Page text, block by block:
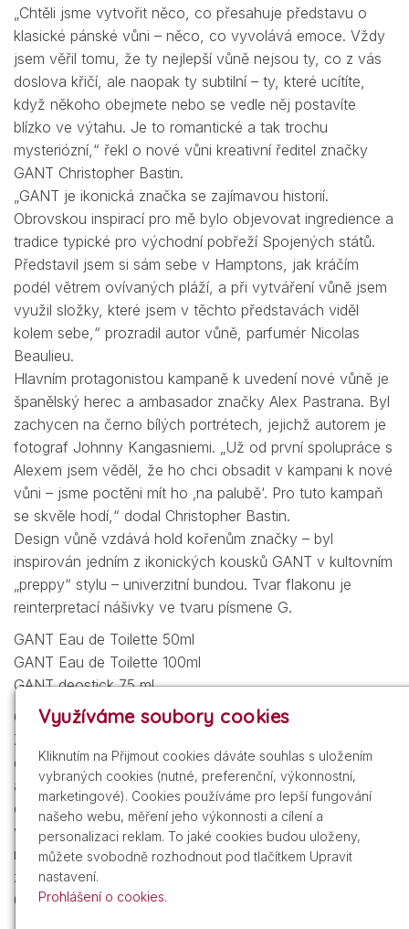
„Chtěli jsme vytvořit něco, co přesahuje představu o
klasické pánské vůni – něco, co vyvolává emoce. Vždy
jsem věřil tomu, že ty nejlepší vůně nejsou ty, co z vás
doslova křičí, ale naopak ty subtilní – ty, které ucítíte,
když někoho obejmete nebo se vedle něj postavíte
blízko ve výtahu. Je to romantické a tak trochu
mysteriózní,“ řekl o nové vůni kreativní ředitel značky
GANT Christopher Bastin.
„GANT je ikonická značka se zajímavou historií.
Obrovskou inspirací pro mě bylo objevovat ingredience a
tradice typické pro východní pobřeží Spojených států.
Představil jsem si sám sebe v Hamptons, jak kráčím
podél větrem ovívaných pláží, a při vytváření vůně jsem
využil složky, které jsem v těchto představách viděl
kolem sebe,“ prozradil autor vůně, parfumér Nicolas
Beaulieu.
Hlavním protagonistou kampaně k uvedení nové vůně je
španělský herec a ambasador značky Alex Pastrana. Byl
zachycen na černo bílých portrétech, jejichž autorem je
fotograf Johnny Kangasniemi. „Už od první spolupráce s
Alexem jsem věděl, že ho chci obsadit v kampani k nové
vůni – jsme poctěni mít ho ‚na palubě‘. Pro tuto kampaň
se skvěle hodí,“ dodal Christopher Bastin.
Design vůně vzdává hold kořenům značky – byl
inspirován jedním z ikonických kousků GANT v kultovním
„preppy“ stylu – univerzitní bundou. Tvar flakonu je
reinterpretací nášivky ve tvaru písmene G.
GANT Eau de Toilette 50ml
GANT Eau de Toilette 100ml
GANT deostick 75 ml
O značce GANT
Značka GANT vznikla roku 1949. Už více než sedm
dekád je významným průkopníkem ikonického
amerického sportovního stylu inspirovaného ležérně
elegantním oblékáním studentů prestižních univerzit na
východním pobřeží USA. GANT pro svůj jedinečný styl
nadále získává další nové příznivce po celém světě – má
zastoupení v 79 zemích a může se pochlubit více než
600 obchody. Více informací najdete na gant.com.
Využíváme soubory cookies
Kliknutím na Přijmout cookies dáváte souhlas s uložením
vybraných cookies (nutné, preferenční, výkonnostní,
marketingové). Cookies používáme pro lepší fungování
našeho webu, měření jeho výkonnosti a cílení a
personalizaci reklam. To jaké cookies budou uloženy,
můžete svobodně rozhodnout pod tlačítkem Upravit
nastavení.
Prohlášení o cookies.